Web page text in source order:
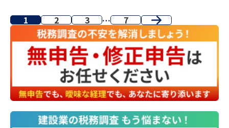
1 2 3 … 7